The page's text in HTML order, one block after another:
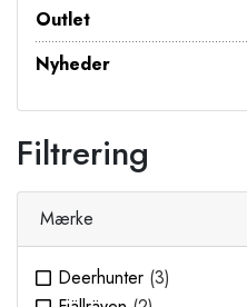
Outlet
Nyheder
Filtrering
Mærke
Deerhunter (3)